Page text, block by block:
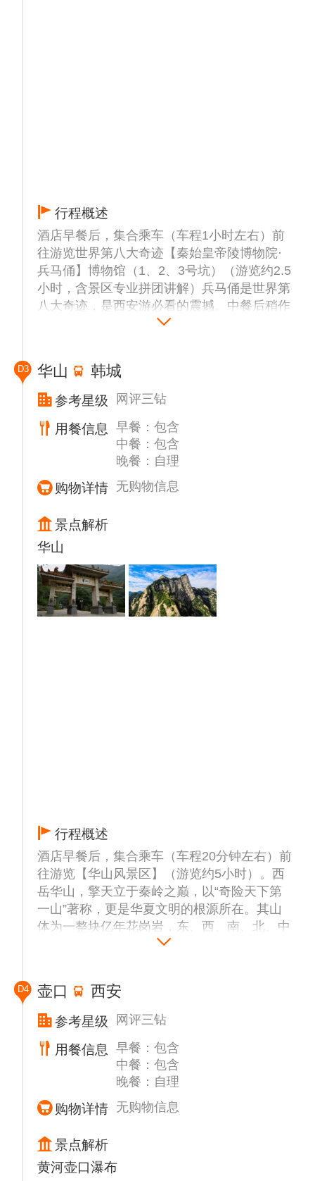
行程概述
酒店早餐后，集合乘车（车程1小时左右）前
往游览世界第八大奇迹【秦始皇帝陵博物院·
兵马俑】博物馆（1、2、3号坑）（游览约2.5
小时，含景区专业拼团讲解）兵马俑是世界第
八大奇迹，是西安游必看的震撼。中餐后稍作
休息后乘车（车程20分钟左右）前往游览【华
王烽火戏诸侯的尘烟，到唐玄宗与杨贵妃“七
月七日长生殿”的私语，每一片秦砖汉瓦都浸
染着岁月的风华。而五间厅玻璃上凝固的弹
痕，却无声诉说着另一个转折时刻的家国命
游览结束后，可自费欣赏景区驻场文化演出：
华清池【1212西安事变】（268元/人起）。
此类大型文化演出，是我公司严格把关的，比
较热销的高质量演出，因演出方限定提前订票
周期与多种不确定因素，因此作为自费项目，
需根据当天实际资源，导游进行推荐自费观
看，望理解。（友情提示：请勿轻信一些自媒
体的黄牛售卖等乱象，此类非官方渠道，存在
重大诈骗风险，您的个人信息与财产安全无法
3：【1212 西安事变】（268/人起）演出 属
于本团的推荐自费内容自愿自理。因无法确保
100%能定上票，故无法提前包含，需根据当
天售票资源及演出场次等情况现场自费观看，
不参加需耐心等待哦，敬请理解。
D3 华山 韩城
参考星级 网评三钻
用餐信息
早餐：包含
中餐：包含
晚餐：自理
购物详情 无购物信息
景点解析
华山
行程概述
酒店早餐后，集合乘车（车程20分钟左右）前
往游览【华山风景区】（游览约5小时）。西
岳华山，擎天立于秦岭之巅，以“奇险天下第
一山”著称，更是华夏文明的根源所在。其山
体为一整块亿年花岗岩，东、西、南、北、中
五峰状若莲花，各具奇姿。登太华之巅，不仅
乘车（车程2.5小时左右）赴【韩城古城】，
沿途行走在【沿黄公路】。在沿黄公路上，你
看到的绝不是千篇一律的风景，而是百分百不
一样的景色。沿途你将欣赏到奔腾壮阔的中华
母亲河——黄河，沿黄公路全长800余公里，
被称为 “中国壹号公路”。
晚餐【韩城古城美食街】自理，（游览约40分
钟左右）陕西韩城古城，一座始建于隋唐、有
着逾千年历史的国度，被誉为“全国保护较好
的六大明清古城之一”。后入住酒店休息。
温馨提示
D4 壶口 西安
参考星级 网评三钻
用餐信息
早餐：包含
中餐：包含
晚餐：自理
购物详情 无购物信息
景点解析
黄河壶口瀑布